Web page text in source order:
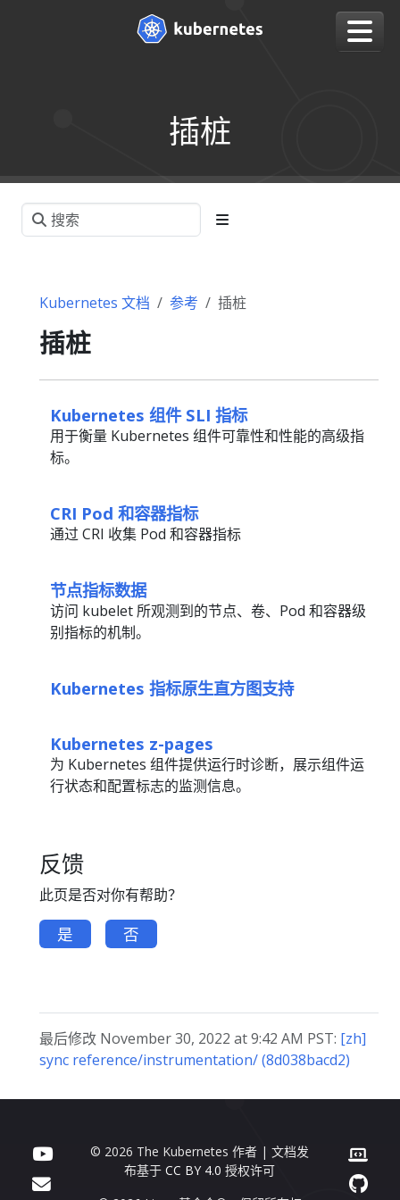
插桩
Kubernetes 文档 参考 插桩
插桩
Kubernetes 组件 SLI 指标
用于衡量 Kubernetes 组件可靠性和性能的高级指
标。
CRI Pod 和容器指标
通过 CRI 收集 Pod 和容器指标
节点指标数据
访问 kubelet 所观测到的节点、卷、Pod 和容器级
别指标的机制。
Kubernetes 指标原生直方图支持
Kubernetes z-pages
为 Kubernetes 组件提供运行时诊断，展示组件运
行状态和配置标志的监测信息。
反馈
此页是否对你有帮助？
是 否
最后修改 November 30, 2022 at 9:42 AM PST: [zh]
sync reference/instrumentation/ (8d038bacd2)
© 2026 The Kubernetes 作者 | 文档发
布基于CC BY 4.0 授权许可